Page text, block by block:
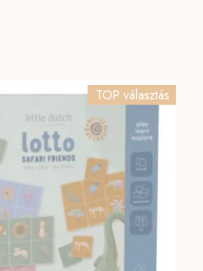
TOP választás